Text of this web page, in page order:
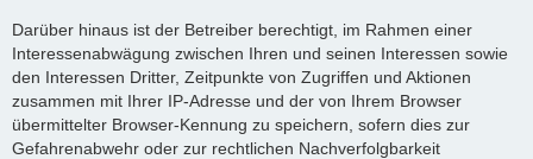
Darüber hinaus ist der Betreiber berechtigt, im Rahmen einer
Interessenabwägung zwischen Ihren und seinen Interessen sowie
den Interessen Dritter, Zeitpunkte von Zugriffen und Aktionen
zusammen mit Ihrer IP-Adresse und der von Ihrem Browser
übermittelter Browser-Kennung zu speichern, sofern dies zur
Gefahrenabwehr oder zur rechtlichen Nachverfolgbarkeit